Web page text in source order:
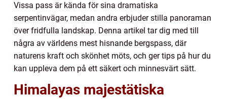
Vissa pass är kända för sina dramatiska
serpentinvägar, medan andra erbjuder stilla panoraman
över fridfulla landskap. Denna artikel tar dig med till
några av världens mest hisnande bergspass, där
naturens kraft och skönhet möts, och ger tips på hur du
kan uppleva dem på ett säkert och minnesvärt sätt.
Himalayas majestätiska